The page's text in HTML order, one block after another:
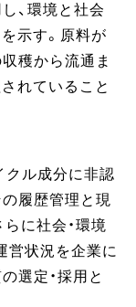
、環境と社会
示す。原料が
穫から流通ま
れていること
クル成分に非認
履歴管理と現
に社会・環境
営状況を企業に
選定・採用と